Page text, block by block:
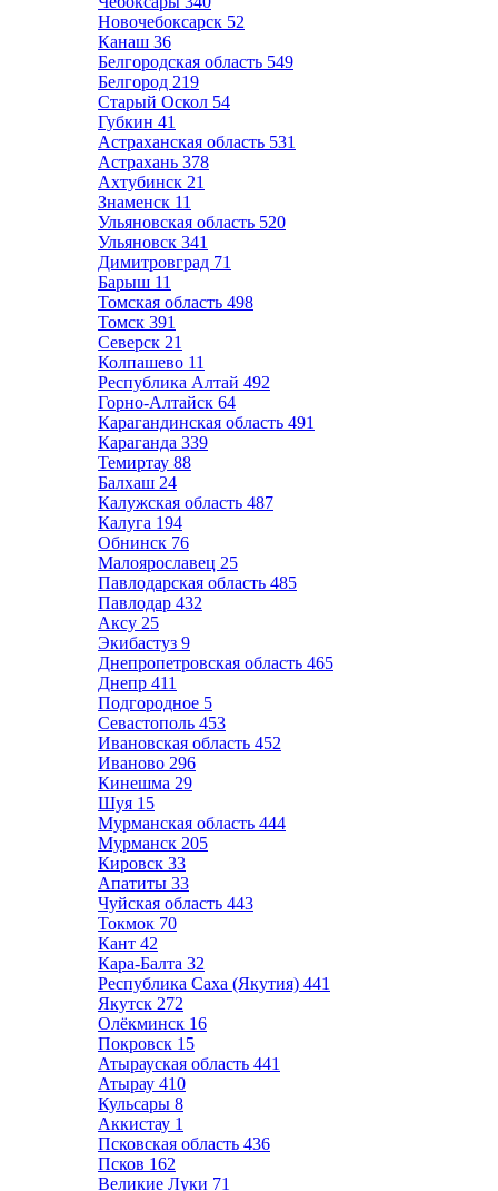
Новочебоксарск 52
Канаш 36
Белгородская область 549
Белгород 219
Старый Оскол 54
Губкин 41
Астраханская область 531
Астрахань 378
Ахтубинск 21
Знаменск 11
Ульяновская область 520
Ульяновск 341
Димитровград 71
Барыш 11
Томская область 498
Томск 391
Северск 21
Колпашево 11
Республика Алтай 492
Горно-Алтайск 64
Карагандинская область 491
Караганда 339
Темиртау 88
Балхаш 24
Калужская область 487
Калуга 194
Обнинск 76
Малоярославец 25
Павлодарская область 485
Павлодар 432
Аксу 25
Экибастуз 9
Днепропетровская область 465
Днепр 411
Подгородное 5
Севастополь 453
Ивановская область 452
Иваново 296
Кинешма 29
Шуя 15
Мурманская область 444
Мурманск 205
Кировск 33
Апатиты 33
Чуйская область 443
Токмок 70
Кант 42
Кара-Балта 32
Республика Саха (Якутия) 441
Якутск 272
Олёкминск 16
Покровск 15
Атырауская область 441
Атырау 410
Кульсары 8
Аккистау 1
Псковская область 436
Псков 162
Великие Луки 71